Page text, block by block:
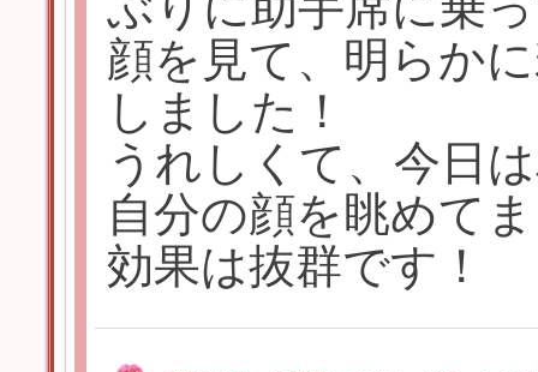
顔を見て、明らか
しました！
うれしくて、今日
自分の顔を眺めて
効果は抜群です！